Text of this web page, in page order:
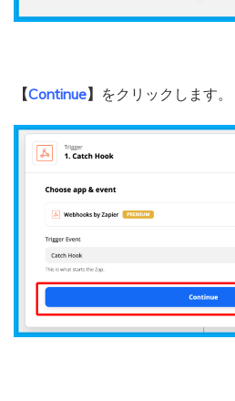
【Continue】 をクリックします。